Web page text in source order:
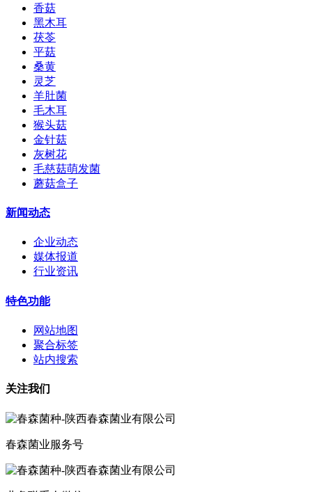
香菇
黑木耳
茯苓
平菇
桑黄
灵芝
羊肚菌
毛木耳
猴头菇
金针菇
灰树花
毛慈菇萌发菌
蘑菇盒子
新闻动态
企业动态
媒体报道
行业资讯
特色功能
网站地图
聚合标签
站内搜索
关注我们
春森菌业服务号